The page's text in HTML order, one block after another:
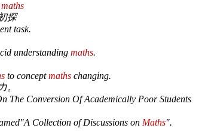
maths
探
task.
understanding maths.
to conceptmaths changing.
。
The Conversion Of Academically Poor Students
Collection of Discussions on Maths".